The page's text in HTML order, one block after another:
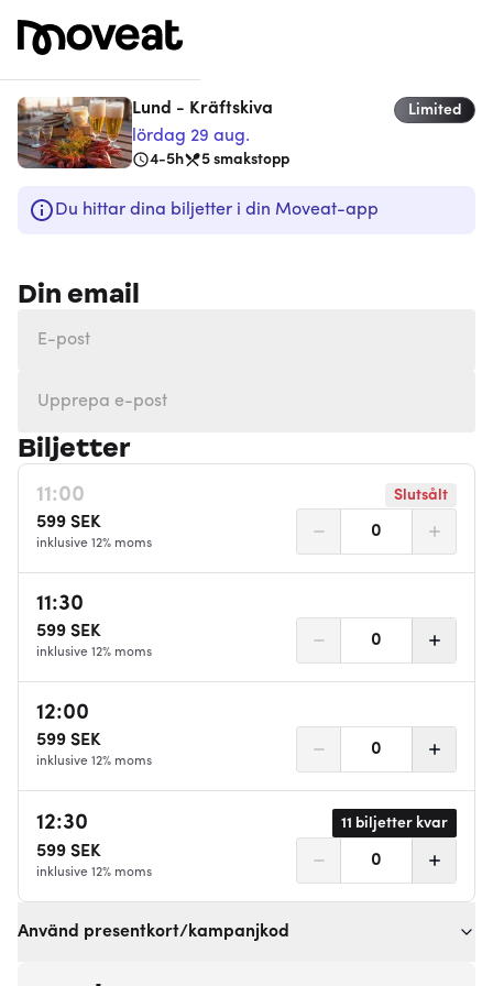
Lund - Kräftskiva
lördag 29 aug.
Limited
4-5h 5 smakstopp
Du hittar dina biljetter i din Moveat-app
Din email
Biljetter
11:00 Slutsålt
599 SEK
inklusive 12% moms
0
11:30
599 SEK
inklusive 12% moms
0
12:00
599 SEK
inklusive 12% moms
0
12:30 11 biljetter kvar
599 SEK
inklusive 12% moms
0
Använd presentkort/kampanjkod